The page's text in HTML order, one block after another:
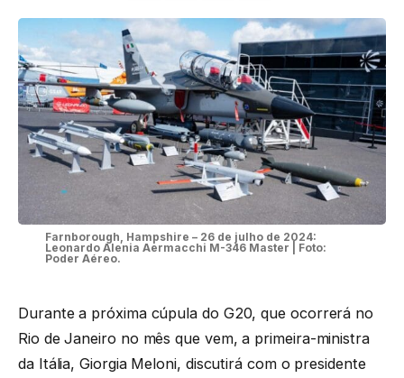
Farnborough, Hampshire – 26 de julho de 2024:
Leonardo Alenia Aermacchi M-346 Master | Foto:
Poder Aéreo.
Durante a próxima cúpula do G20, que ocorrerá no
Rio de Janeiro no mês que vem, a primeira-ministra
da Itália, Giorgia Meloni, discutirá com o presidente